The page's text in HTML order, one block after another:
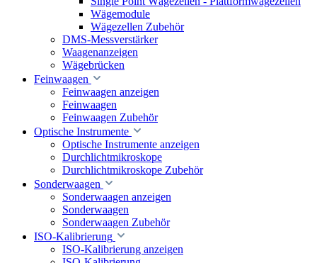
Wägemodule
Wägezellen Zubehör
DMS-Messverstärker
Waagenanzeigen
Wägebrücken
Feinwaagen
Feinwaagen anzeigen
Feinwaagen
Feinwaagen Zubehör
Optische Instrumente
Optische Instrumente anzeigen
Durchlichtmikroskope
Durchlichtmikroskope Zubehör
Sonderwaagen
Sonderwaagen anzeigen
Sonderwaagen
Sonderwaagen Zubehör
ISO-Kalibrierung
ISO-Kalibrierung anzeigen